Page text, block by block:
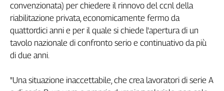
Speciali
G8
di
Genova,
della
convenzionata) per chiedere il rinnovo del ccnl della
riabilitazione privata, economicamente fermo da
quattordici anni e per il quale si chiede l'apertura di un
tavolo nazionale di confronto serio e continuativo da più
di due anni.
"Una situazione inaccettabile, che crea lavoratori di serie A